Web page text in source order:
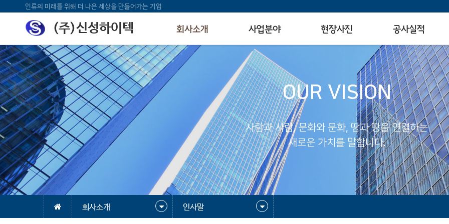
인류의 미래를 위해 더 나은 세상을 만들어가는 기업
(주)신성하이텍 회사소개 사업분야 현장사진 공사실적
OUR VISION
사람과 사람, 문화와 문화, 땅과 땅을 연결하는
새로운 가치를 말합니다.
회사소개 인사말